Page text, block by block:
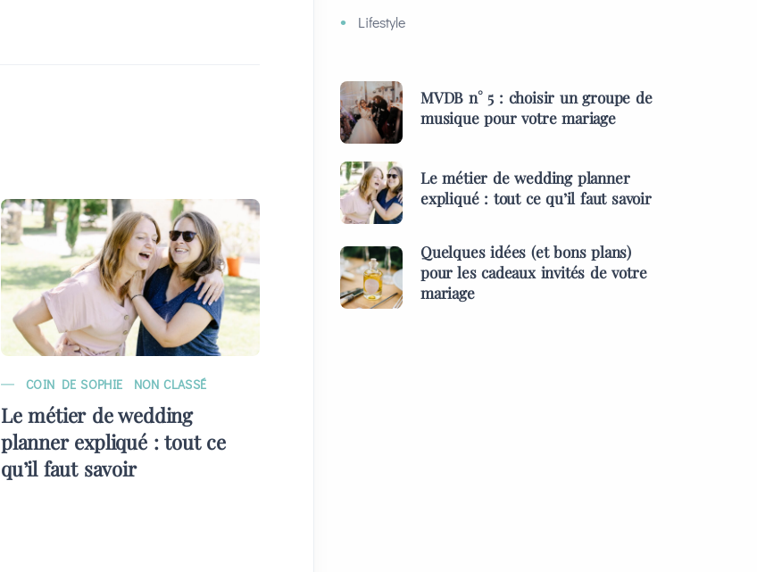
COIN DE SOPHIE NON CLASSÉ
Le métier de wedding
planner expliqué : tout ce
qu’il faut savoir
Lifestyle
MVDB n° 5 : choisir un groupe de
musique pour votre mariage
Le métier de wedding planner
expliqué : tout ce qu’il faut savoir
Quelques idées (et bons plans)
pour les cadeaux invités de votre
mariage